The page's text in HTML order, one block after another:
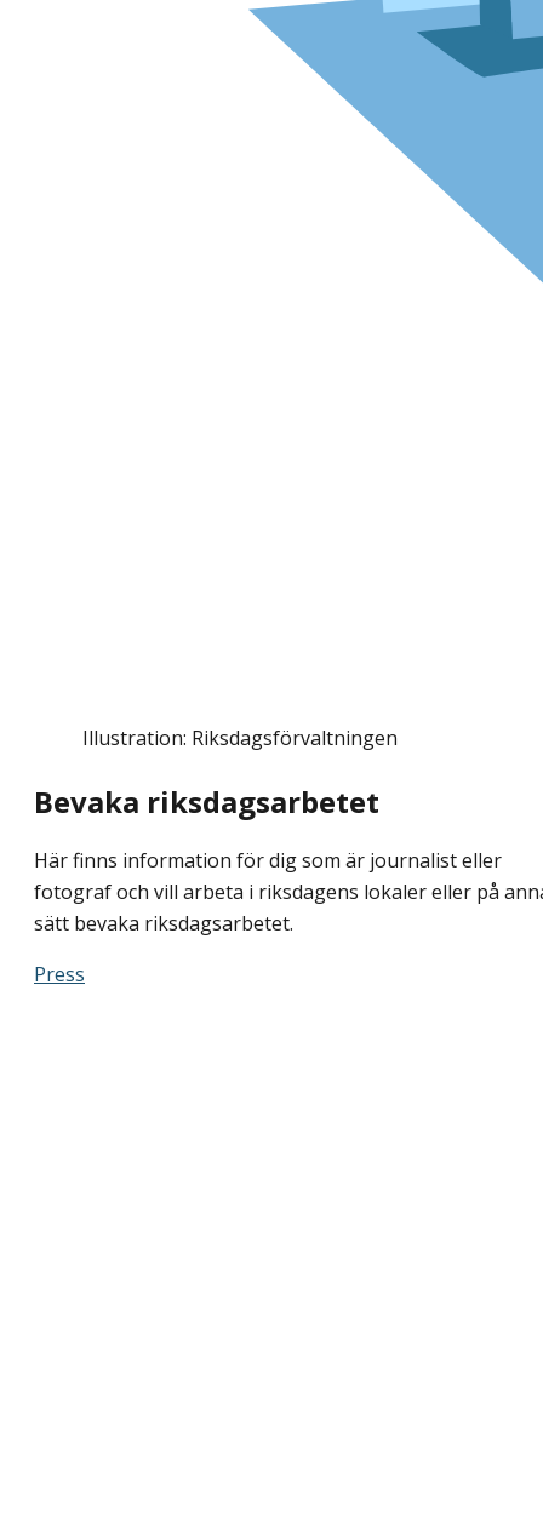
Illustration: Riksdagsförvaltningen
Bevaka riksdagsarbetet
Här finns information för dig som är journalist eller
fotograf och vill arbeta i riksdagens lokaler eller på
sätt bevaka riksdagsarbetet.
Press